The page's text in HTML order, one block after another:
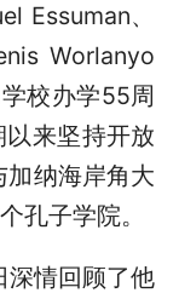
Essuman、
Worlanyo
校办学55周
来坚持开放
加纳海岸角大
孔子学院。
深情回顾了他